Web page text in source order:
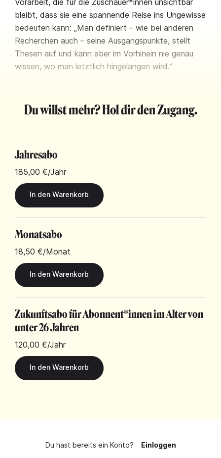
Vorarbeit, die für die Zuschauer*innen unsichtbar
bleibt, dass sie eine spannende Reise ins Ungewisse
bedeuten kann: „Man definiert – wie bei anderen
Recherchen auch – seine Ausgangspunkte, stellt
Thesen auf und kann aber im Vorhinein nie genau
wissen, wo man letztlich hingelangen wird.“
Du willst mehr? Hol dir den Zugang.
Jahresabo
185,00 €/Jahr
Monatsabo
18,50 €/Monat
Zukunftsabo für Abonnent*innen im Alter von
unter 26 Jahren
120,00 €/Jahr
Du hast bereits ein Konto? Einloggen